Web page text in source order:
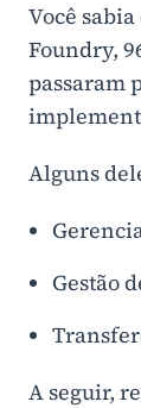
Você
Foundry,
passaram
Alguns
Gestão
A seguir,